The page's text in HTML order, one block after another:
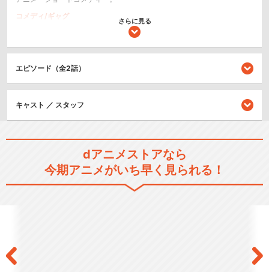
コメディ/ギャグ
シリーズ／関連のアニメ作品
Peeping Life(ピーピング・ラ
Peeping Life(ピーピング・ラ
イフ)…
さらに見る
エピソード（全2話）
キャスト ／ スタッフ
dアニメストアなら
今期アニメがいち早く見られる！